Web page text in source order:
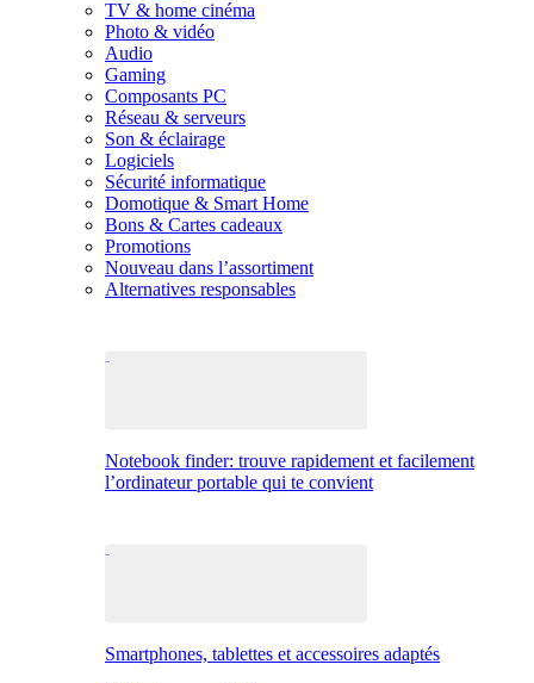
TV & home cinéma
Photo & vidéo
Audio
Gaming
Composants PC
Réseau & serveurs
Son & éclairage
Logiciels
Sécurité informatique
Domotique & Smart Home
Bons & Cartes cadeaux
Promotions
Nouveau dans l’assortiment
Alternatives responsables
Notebook finder: trouve rapidement et facilement
l’ordinateur portable qui te convient
Smartphones, tablettes et accessoires adaptés